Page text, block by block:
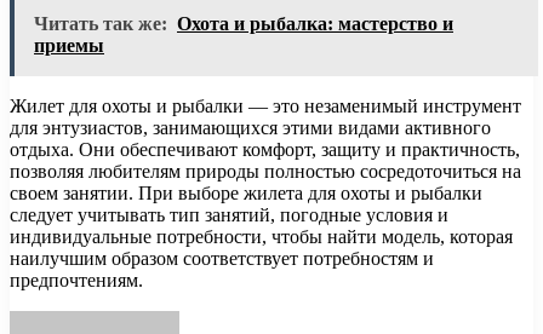
Читать так же: Охота и рыбалка: мастерство и
приемы
Жилет для охоты и рыбалки — это незаменимый инструмент
для энтузиастов, занимающихся этими видами активного
отдыха. Они обеспечивают комфорт, защиту и практичность,
позволяя любителям природы полностью сосредоточиться на
своем занятии. При выборе жилета для охоты и рыбалки
следует учитывать тип занятий, погодные условия и
индивидуальные потребности, чтобы найти модель, которая
наилучшим образом соответствует потребностям и
предпочтениям.